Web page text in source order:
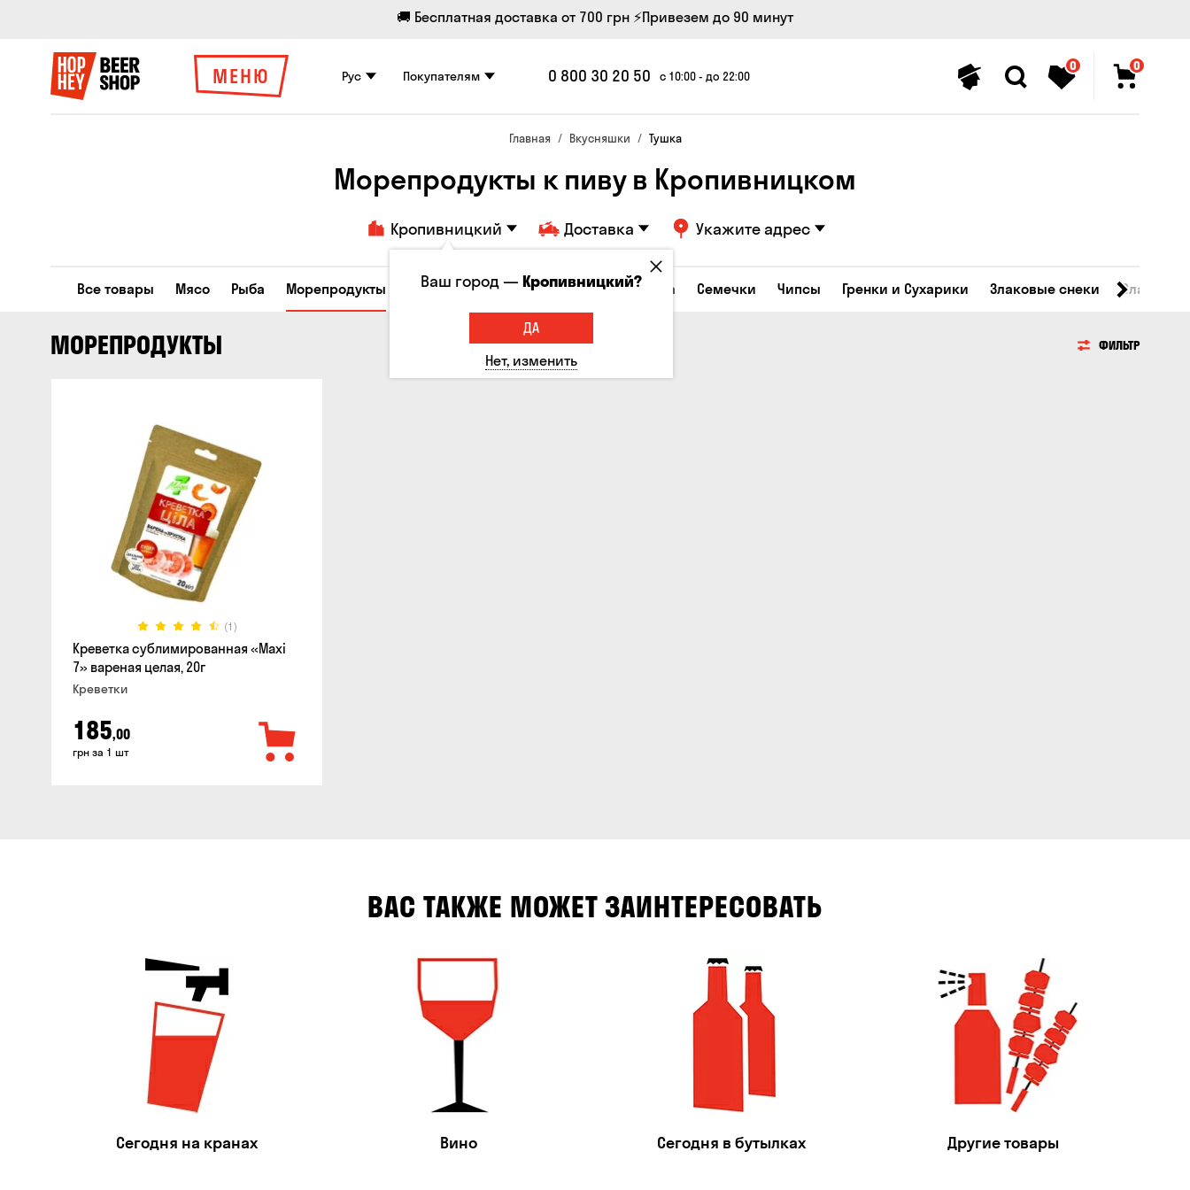
🚚 Бесплатная доставка от 700 грн ⚡Привезем до 90 минут
МЕНЮ Рус Покупателям 0 800 30 20 50 с 10:00 - до 22:00
0 0
Главная Вкусняшки Тушка
Морепродукты к пиву в Кропивницком
Кропивницкий Доставка Укажите адрес
Все товары Мясо Рыба Морепродукты Сырные закуски Орешки Кукуруза Семечки Чипсы Гренки и Сухарики Злаковые снеки Сладости
МОРЕПРОДУКТЫ ФИЛЬТР
(1)
Креветка сублимированная «Maxi
7» вареная целая, 20г
Креветки
185,00
грн за 1 шт
ВАС ТАКЖЕ МОЖЕТ ЗАИНТЕРЕСОВАТЬ
Сегодня на кранах Вино Сегодня в бутылках Другие товары
Ваш город —Кропивницкий?
ДА
Нет, изменить